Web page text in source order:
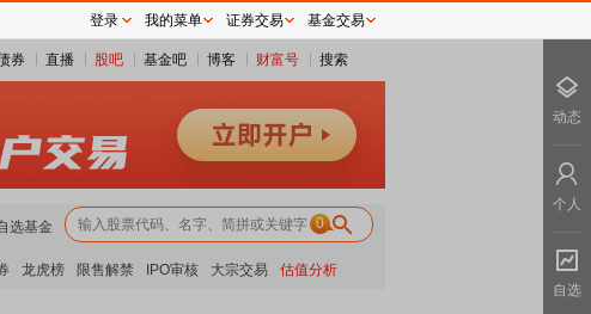
券 直播 股吧 基金吧 博客 财富号 搜索
选基金 0
龙虎榜 限售解禁 IPO审核 大宗交易 估值分析
登录 我的菜单 证券交易 基金交易
动态
个人
自选